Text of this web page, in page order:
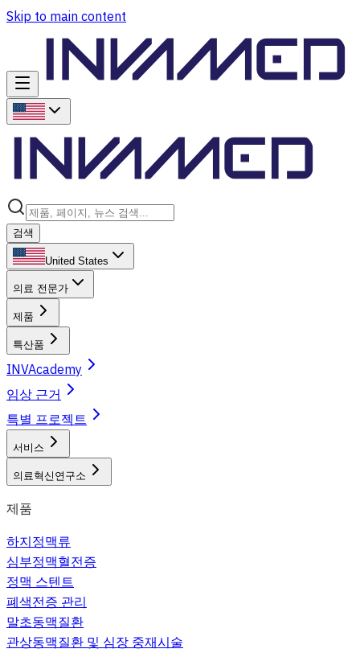
Skip to main content
검색
United States
의료 전문가
제품
특산품
INVAcademy
임상 근거
특별 프로젝트
서비스
의료혁신연구소
제품
하지정맥류
심부정맥혈전증
정맥 스텐트
폐색전증 관리
말초동맥질환
관상동맥질환 및 심장 중재시술